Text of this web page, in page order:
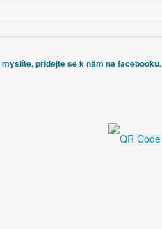
přidejte se k nám na facebooku.